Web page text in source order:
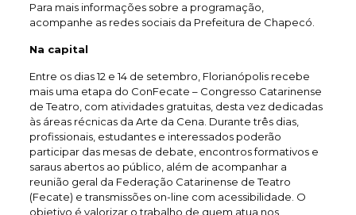
Para mais informações sobre a programação,
acompanhe as redes sociais da Prefeitura de Chapecó.
Na capital
Entre os dias 12 e 14 de setembro, Florianópolis recebe
mais uma etapa do ConFecate – Congresso Catarinense
de Teatro, com atividades gratuitas, desta vez dedicadas
às áreas récnicas da Arte da Cena. Durante três dias,
profissionais, estudantes e interessados poderão
participar das mesas de debate, encontros formativos e
saraus abertos ao público, além de acompanhar a
reunião geral da Federação Catarinense de Teatro
(Fecate) e transmissões on-line com acessibilidade. O
objetivo é valorizar o trabalho de quem atua nos